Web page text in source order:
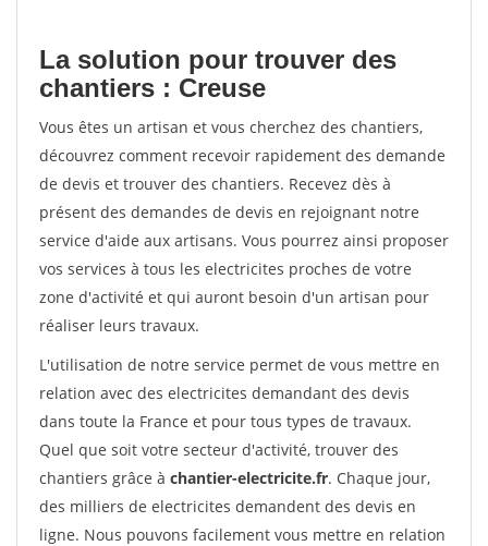
La solution pour trouver des
chantiers : Creuse
Vous êtes un artisan et vous cherchez des chantiers,
découvrez comment recevoir rapidement des demande
de devis et trouver des chantiers. Recevez dès à
présent des demandes de devis en rejoignant notre
service d'aide aux artisans. Vous pourrez ainsi proposer
vos services à tous les electricites proches de votre
zone d'activité et qui auront besoin d'un artisan pour
réaliser leurs travaux.
L'utilisation de notre service permet de vous mettre en
relation avec des electricites demandant des devis
dans toute la France et pour tous types de travaux.
Quel que soit votre secteur d'activité, trouver des
chantiers grâce à chantier-electricite.fr. Chaque jour,
des milliers de electricites demandent des devis en
ligne. Nous pouvons facilement vous mettre en relation